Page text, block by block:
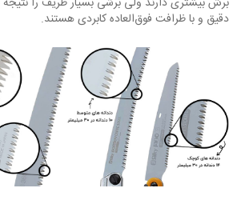
دقیق و با ظرافت فوق‌العاده کابردی هستند.